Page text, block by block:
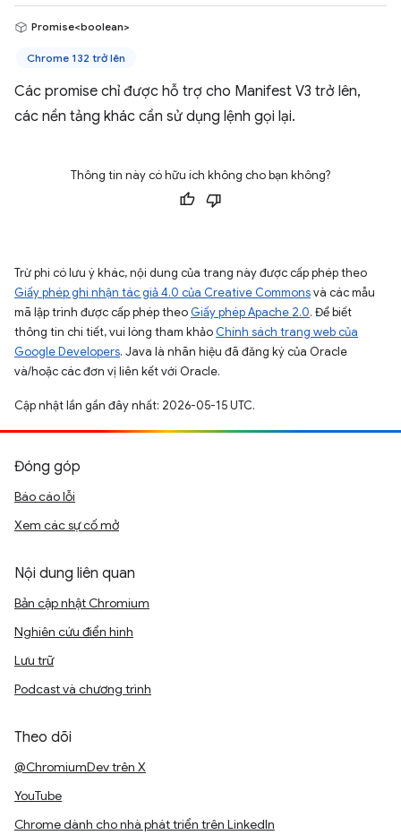
Promise<boolean>
Chrome 132 trở lên
Các promise chỉ được hỗ trợ cho Manifest V3 trở lên,
các nền tảng khác cần sử dụng lệnh gọi lại.
Thông tin này có hữu ích không cho bạn không?
Trừ phi có lưu ý khác, nội dung của trang này được cấp phép theo
Giấy phép ghi nhận tác giả 4.0 của Creative Commonsvà các mẫu
mã lập trình được cấp phép theo Giấy phép Apache 2.0. Để biết
thông tin chi tiết, vui lòng tham khảo Chính sách trang web của
Google Developers. Java là nhãn hiệu đã đăng ký của Oracle
và/hoặc các đơn vị liên kết với Oracle.
Cập nhật lần gần đây nhất: 2026-05-15 UTC.
Đóng góp
Báo cáo lỗi
Xem các sự cố mở
Nội dung liên quan
Bản cập nhật Chromium
Nghiên cứu điển hình
Lưu trữ
Podcast và chương trình
Theo dõi
@ChromiumDev trên X
YouTube
Chrome dành cho nhà phát triển trên LinkedIn